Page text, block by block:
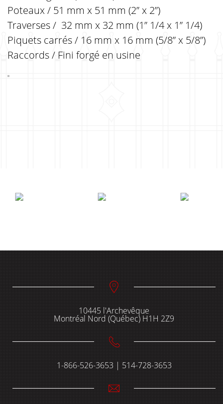
Poteaux / 51 mm x 51 mm (2” x 2”)
Traverses / 32 mm x 32 mm (1” 1/4 x 1” 1/4)
Piquets carrés / 16 mm x 16 mm (5/8” x 5/8”)
Raccords / Fini forgé en usine
10445 l'Archevêque
Montréal Nord (Québec) H1H 2Z9
1-866-526-3653 | 514-728-3653